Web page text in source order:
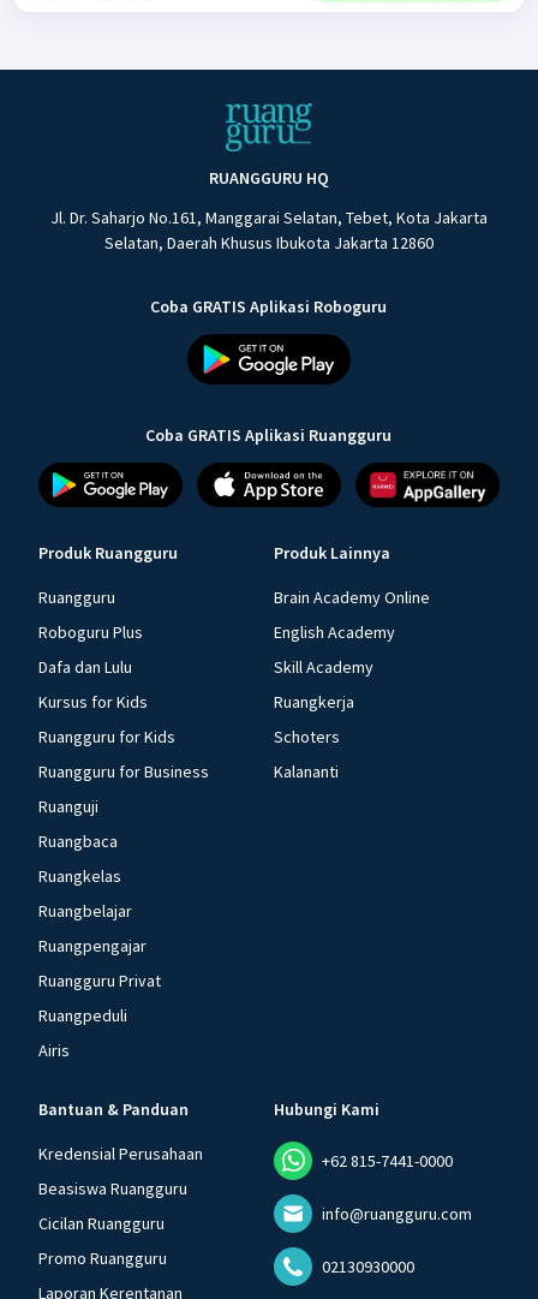
RUANGGURU HQ
Jl. Dr. Saharjo No.161, Manggarai Selatan, Tebet, Kota Jakarta
Selatan, Daerah Khusus Ibukota Jakarta 12860
Coba GRATIS Aplikasi Roboguru
Coba GRATIS Aplikasi Ruangguru
Produk Ruangguru
Ruangguru
Roboguru Plus
Dafa dan Lulu
Kursus for Kids
Ruangguru for Kids
Ruangguru for Business
Ruanguji
Ruangbaca
Ruangkelas
Ruangbelajar
Ruangpengajar
Ruangguru Privat
Ruangpeduli
Airis
Produk Lainnya
Brain Academy Online
English Academy
Skill Academy
Ruangkerja
Schoters
Kalananti
Bantuan & Panduan
Kredensial Perusahaan
Beasiswa Ruangguru
Cicilan Ruangguru
Promo Ruangguru
Laporan Kerentanan
Hubungi Kami
+62 815-7441-0000
info@ruangguru.com
02130930000